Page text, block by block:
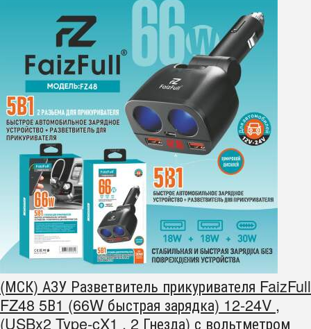
(МСК) АЗУ Разветвитель прикуривателя FaizFull
FZ48 5В1 (66W быстрая зарядка) 12-24V ,
(USBx2 Type-cX1 , 2 Гнезда) с вольтметром